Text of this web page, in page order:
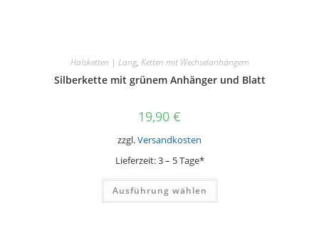
Halsketten | Lang, Ketten mit Wechselanhängern
Silberkette mit grünem Anhänger und Blatt
19,90 €
zzgl.Versandkosten
Lieferzeit:3 – 5 Tage*
Ausführung wählen
Dieses
weist